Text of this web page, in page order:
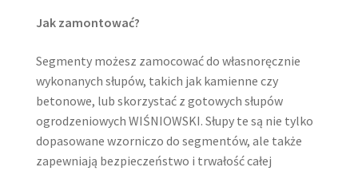
Jak zamontować?
Segmenty możesz zamocować do własnoręcznie
wykonanych słupów, takich jak kamienne czy
betonowe, lub skorzystać z gotowych słupów
ogrodzeniowych WIŚNIOWSKI. Słupy te są nie tylko
dopasowane wzorniczo do segmentów, ale także
zapewniają bezpieczeństwo i trwałość całej